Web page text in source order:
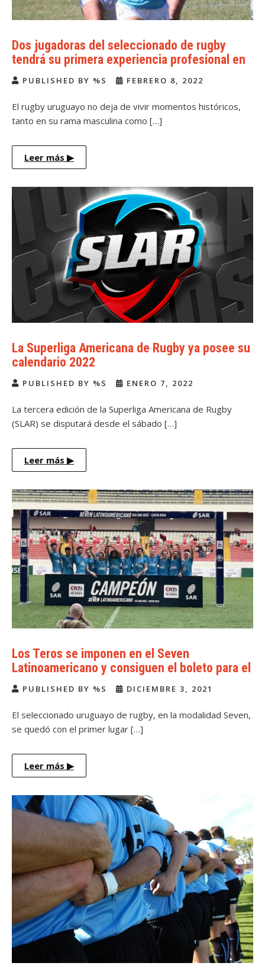
Dos jugadoras del seleccionado de rugby
tendrá su primera experiencia profesional en
Europa
PUBLISHED BY %S FEBRERO 8, 2022
El rugby uruguayo no deja de vivir momentos históricos,
tanto en su rama masculina como […]
Leer más ▶
La Superliga Americana de Rugby ya posee su
calendario 2022
PUBLISHED BY %S ENERO 7, 2022
La tercera edición de la Superliga Americana de Rugby
(SLAR) se disputará desde el sábado […]
Leer más ▶
Los Teros se imponen en el Seven
Latinoamericano y consiguen el boleto para el
mundial
PUBLISHED BY %S DICIEMBRE 3, 2021
El seleccionado uruguayo de rugby, en la modalidad Seven,
se quedó con el primer lugar […]
Leer más ▶